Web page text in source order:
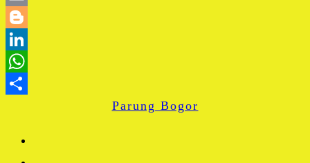
Share
Parung Bogor